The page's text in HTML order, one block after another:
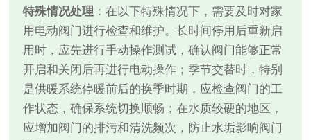
特殊情况处理 ：在以下特殊情况下，需要及时对家
用电动阀门进行检查和维护。长时间停用后重新启
用时，应先进行手动操作测试，确认阀门能够正常
开启和关闭后再进行电动操作；季节交替时，特别
是供暖系统停暖前后的换季时期，应检查阀门的工
作状态，确保系统切换顺畅；在水质较硬的地区，
应增加阀门的排污和清洗频次，防止水垢影响阀门